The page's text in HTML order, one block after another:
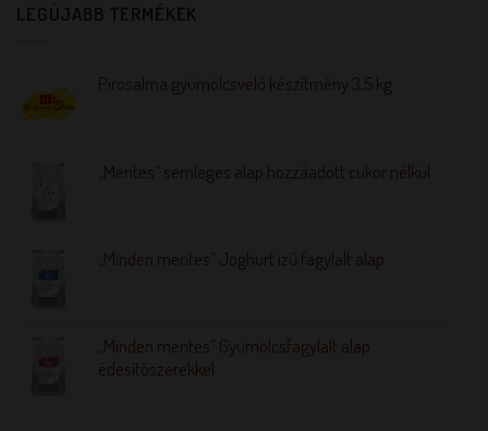
LEGÚJABB TERMÉKEK
Pirosalma gyümölcsvelő készítmény 3,5 kg
„Mentes” semleges alap hozzáadott cukor nélkül
„Minden mentes” Joghurt ízű fagylalt alap
„Minden mentes” Gyümölcsfagylalt alap
édesítőszerekkel